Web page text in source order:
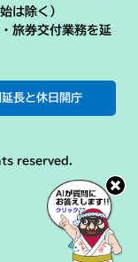
は除く）
旅券交付業務を延
延長と休日開庁
reserved.